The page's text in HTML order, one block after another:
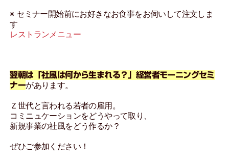
※ セミナー開始前にお好きなお食事をお伺いして注文しま
す
レストランメニュー
翌朝は「社風は何から生まれる？」経営者モーニングセミ
ナーがあります。
Ｚ世代と言われる若者の雇用。
コミニュケーションをどうやって取り、
新規事業の社風をどう作るか？
ぜひご参加ください！